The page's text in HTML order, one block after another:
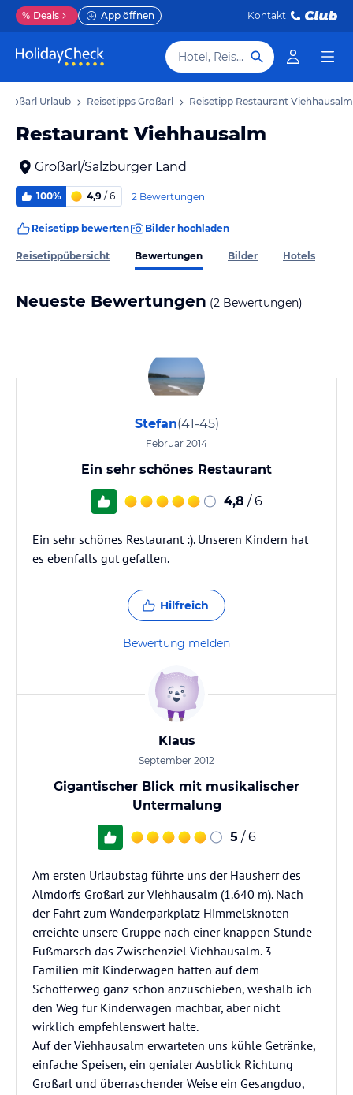
% Deals App öffnen Kontakt
Hotel, Reiseziel
Großarl Urlaub Reisetipps Großarl Reisetipp Restaurant Viehhausalm
Restaurant Viehhausalm
Großarl/Salzburger Land
100% 4,9 / 6 2 Bewertungen
Reisetipp bewerten Bilder hochladen
Reisetippübersicht Bewertungen Bilder Hotels
Neueste Bewertungen (2 Bewertungen)
Stefan(41-45)
Februar 2014
Ein sehr schönes Restaurant
4,8 / 6
Ein sehr schönes Restaurant :). Unseren Kindern hat
es ebenfalls gut gefallen.
Hilfreich
Bewertung melden
Klaus
September 2012
Gigantischer Blick mit musikalischer
Untermalung
5 / 6
Am ersten Urlaubstag führte uns der Hausherr des
Almdorfs Großarl zur Viehhausalm (1.640 m). Nach
der Fahrt zum Wanderparkplatz Himmelsknoten
erreichte unsere Gruppe nach einer knappen Stunde
Fußmarsch das Zwischenziel Viehhausalm. 3
Familien mit Kinderwagen hatten auf dem
Schotterweg ganz schön anzuschieben, weshalb ich
den Weg für Kinderwagen machbar, aber nicht
wirklich empfehlenswert halte.
Auf der Viehhausalm erwarteten uns kühle Getränke,
einfache Speisen, ein genialer Ausblick Richtung
Großarl und überraschender Weise ein Gesangduo,